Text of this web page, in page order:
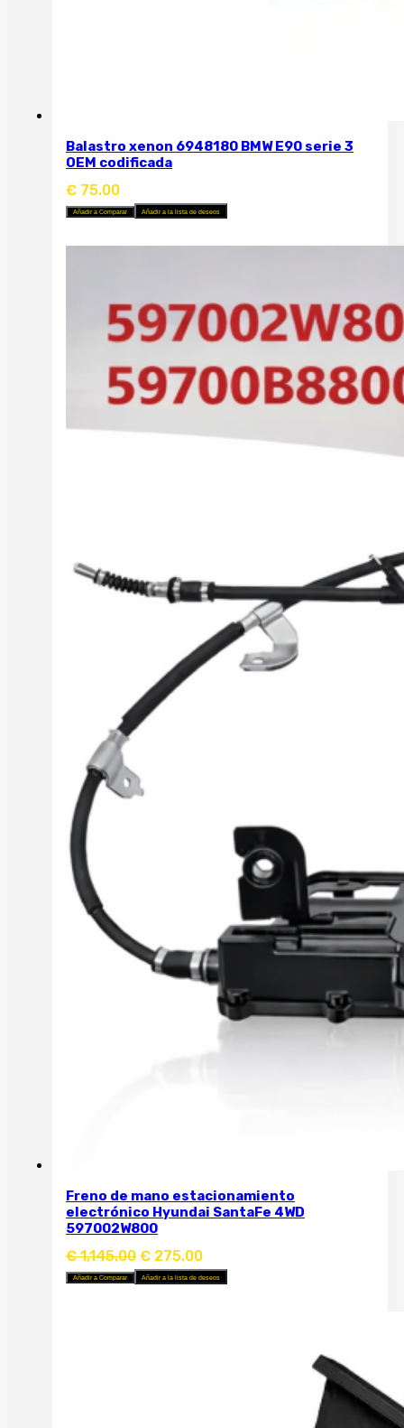
Balastro xenon 6948180 BMW E90 serie 3
OEM codificada
€ 75.00
Añadir a Comparar Añadir a la lista de deseos
Freno de mano estacionamiento
electrónico Hyundai SantaFe 4WD
597002W800
€1,145.00 El
precio
original
€ 275.00
precio
actual
Añadir a Comparar Añadir a la lista de deseos